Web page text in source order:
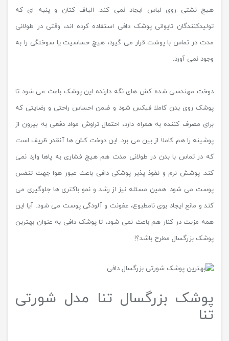
هیچ نشتی روی لباس ایجاد نمی کند. الیاف کتان و پنبه ای که
تولیدکنندگان تایوانی پوشک دافی استفاده کرده اند، وقتی در طولانی
مدت در تماس با پوشت قرار می گیرد، هیچ حساسیت یا سوختگی را به
وجود نمی آورد.
دوخت مهندسی شده کش های نگه دارنده این پوشک باعث می شود تا
پوشک روی بدن کاملا فیکس شود و ضمن احساس راحتی و رضایتی که
برای مصرف کننده به همراه دارد، احتمال تراوش مواد دفعی به بیرون از
پوشینه را هم کاملا از بین می برد. این دوخت کش ها آنقدر ظریف است
که در تماس با بدن در طولانی مدت هم هیچ فشاری به پاها وارد نمی
کند. پوشش نرم و نفوذ پذیر پوشکی دافی باعث عبور هوا جهت تنفس
پوست می شود. همین مسئله نیز از رشد و نمو باکتری ها جلوگیری می
کند و مانع ایجاد بوی نامطبوع، عفونت و آلودگی پوست می شود. آیا این
همه مزیت در کنار هم باعث نمی شود، تا پوشک دافی به عنوان بهترین
پوشک بزرگسال مطرح باشد؟!
پوشک بزرگسال تنا مدل شورتی
تنا